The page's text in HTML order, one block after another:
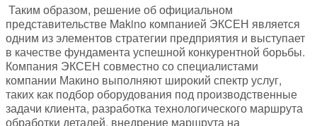
Таким образом, решение об официальном
представительстве Makino компанией ЭКСЕН является
одним из элементов стратегии предприятия и выступает
в качестве фундамента успешной конкурентной борьбы.
Компания ЭКСЕН совместно со специалистами
компании Макино выполняют широкий спектр услуг,
таких как подбор оборудования под производственные
задачи клиента, разработка технологического маршрута
обработки деталей, внедрение маршрута на